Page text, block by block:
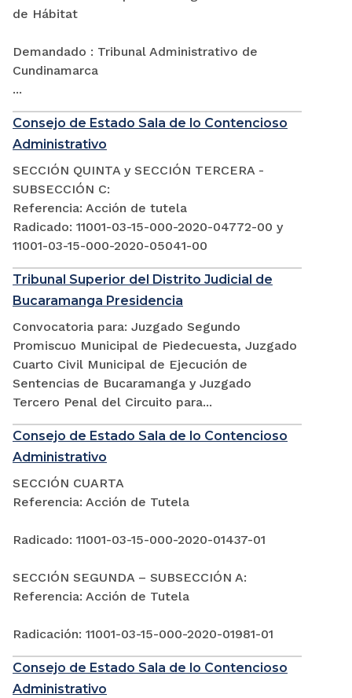
de Hábitat
Demandado : Tribunal Administrativo de
Cundinamarca
...
Consejo de Estado Sala de lo Contencioso
Administrativo
SECCIÓN QUINTA y SECCIÓN TERCERA -
SUBSECCIÓN C:
Referencia: Acción de tutela
Radicado: 11001-03-15-000-2020-04772-00 y
11001-03-15-000-2020-05041-00
Tribunal Superior del Distrito Judicial de
Bucaramanga Presidencia
Convocatoria para: Juzgado Segundo
Promiscuo Municipal de Piedecuesta, Juzgado
Cuarto Civil Municipal de Ejecución de
Sentencias de Bucaramanga y Juzgado
Tercero Penal del Circuito para...
Consejo de Estado Sala de lo Contencioso
Administrativo
SECCIÓN CUARTA
Referencia: Acción de Tutela
Radicado: 11001-03-15-000-2020-01437-01
SECCIÓN SEGUNDA – SUBSECCIÓN A:
Referencia: Acción de Tutela
Radicación: 11001-03-15-000-2020-01981-01
Consejo de Estado Sala de lo Contencioso
Administrativo